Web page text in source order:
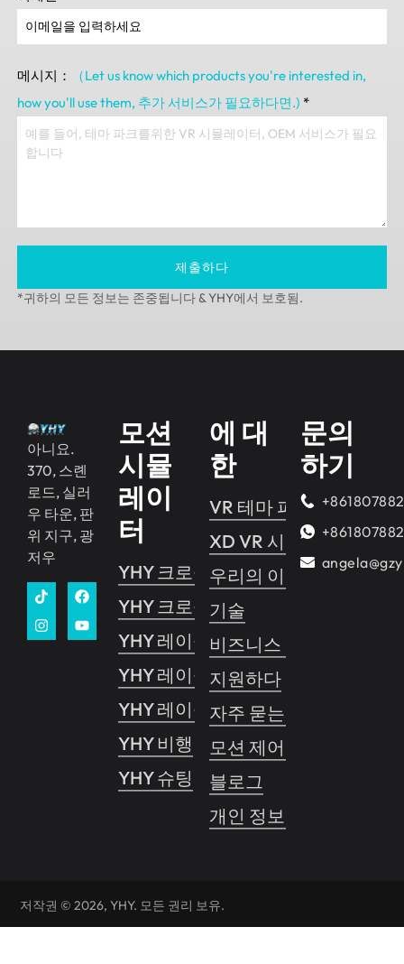
메시지： （Let us know which products you're interested in,
how you'll use them, 추가 서비스가 필요하다면.) *
제출하다
*귀하의 모든 정보는 존중됩니다 & YHY에서 보호됨.
아니요.
370, 스롄
로드, 실러
우 타운, 판
위 지구, 광
저우
모션
시뮬
레이
터
YHY 크로싱 2
YHY 크로싱 1
YHY 레이싱
YHY 레이싱 VR
YHY 레이싱 프로
YHY 비행
YHY 슈팅
에 대
한
VR 테마 파크
XD VR 시네마
우리의 이야기
기술
비즈니스 가이드
지원하다
자주 묻는 질문
모션 제어 시스템
블로그
개인 정보 보호 정책
문의
하기
저작권 © 2026, YHY. 모든 권리 보유.